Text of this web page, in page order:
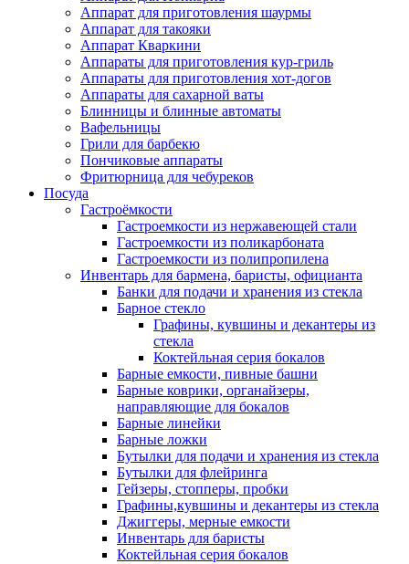
Аппарат для приготовления шаурмы
Аппарат для такояки
Аппарат Кваркини
Аппараты для приготовления кур-гриль
Аппараты для приготовления хот-догов
Аппараты для сахарной ваты
Блинницы и блинные автоматы
Вафельницы
Грили для барбекю
Пончиковые аппараты
Фритюрница для чебуреков
Посуда
Гастроёмкости
Гастроемкости из нержавеющей стали
Гастроемкости из поликарбоната
Гастроемкости из полипропилена
Инвентарь для бармена, баристы, официанта
Банки для подачи и хранения из стекла
Барное стекло
Графины, кувшины и декантеры из
стекла
Коктейльная серия бокалов
Барные емкости, пивные башни
Барные коврики, органайзеры,
направляющие для бокалов
Барные линейки
Барные ложки
Бутылки для подачи и хранения из стекла
Бутылки для флейринга
Гейзеры, стопперы, пробки
Графины,кувшины и декантеры из стекла
Джиггеры, мерные емкости
Инвентарь для баристы
Коктейльная серия бокалов